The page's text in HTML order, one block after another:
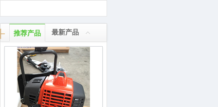
推荐产品 最新产品